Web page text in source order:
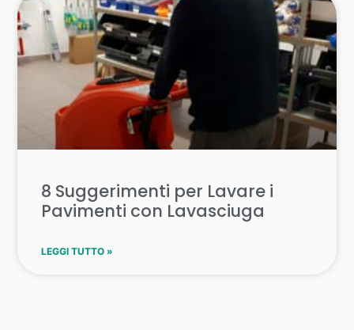
8 Suggerimenti per Lavare i
Pavimenti con Lavasciuga
LEGGI TUTTO »